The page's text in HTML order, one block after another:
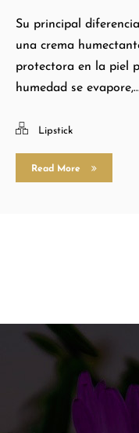
Su principal
una crema
protectora en la piel
humedad se
Lipstick
Read More